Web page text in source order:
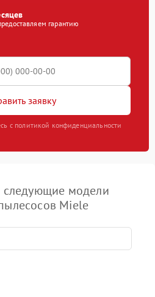
гарантию
заявку
с политикой конфиденциальности
следующие модели
Miele